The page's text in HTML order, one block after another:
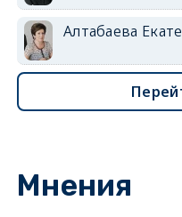
Алтабаева
Мнения